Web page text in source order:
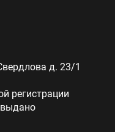
д. 23/1
регистрации